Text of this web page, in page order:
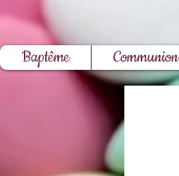
Baptême Communion